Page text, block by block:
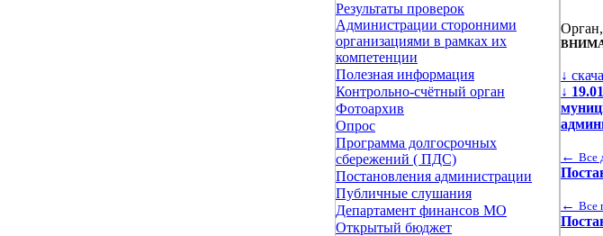
Результаты проверок
Администрации сторонними
организациями в рамках их
компетенции
Полезная информация
Контрольно-счётный орган
Фотоархив
Опрос
Программа долгосрочных
сбережений ( ПДС)
Постановления администрации
Публичные слушания
Департамент финансов МО
Открытый бюджет
↓
↓
← Все
← Все